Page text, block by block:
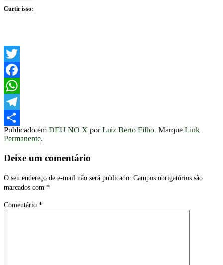
Curtir isso:
Twitter
Facebook
WhatsApp
Telegram
Share
Publicado em DEU NO X porLuiz Berto Filho. Marque Link
Permanente.
Deixe um comentário
O seu endereço de e-mail não será publicado. Campos obrigatórios são
marcados com *
Comentário *